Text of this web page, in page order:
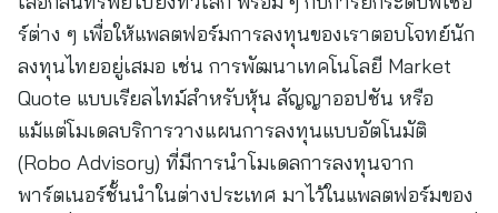
ร์ต่าง ๆ เพื่อให้แพลตฟอร์มการลงทุนของเราตอบโจทย์นัก
ลงทุนไทยอยู่เสมอ เช่น การพัฒนาเทคโนโลยี Market
Quote แบบเรียลไทม์สำหรับหุ้น สัญญาออปชัน หรือ
แม้แต่โมเดลบริการวางแผนการลงทุนแบบอัตโนมัติ
(Robo Advisory) ที่มีการนำโมเดลการลงทุนจาก
พาร์ตเนอร์ชั้นนำในต่างประเทศ มาไว้ในแพลตฟอร์มของ